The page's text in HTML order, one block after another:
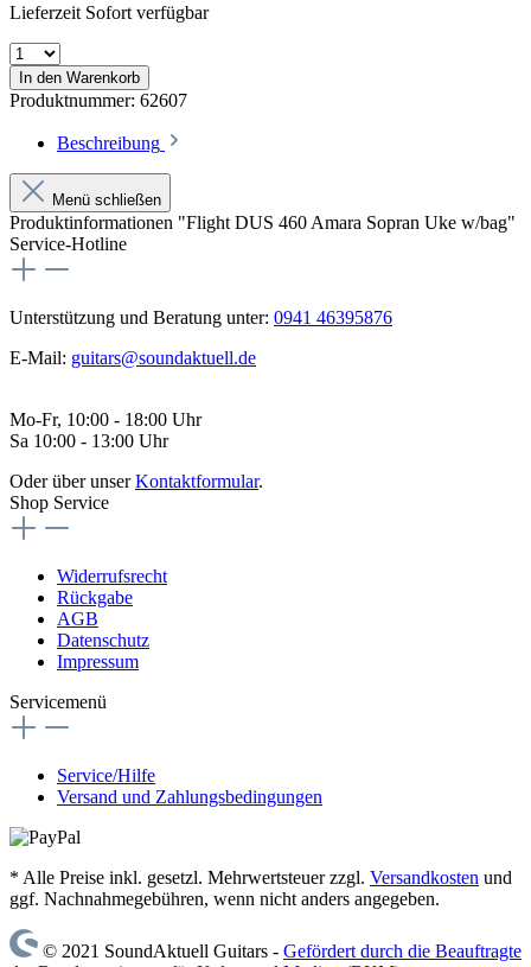
Lieferzeit Sofort verfügbar
In den Warenkorb
Produktnummer: 62607
Beschreibung
Menü schließen
Produktinformationen "Flight DUS 460 Amara Sopran Uke w/bag"
Service-Hotline
Unterstützung und Beratung unter: 0941 46395876
E-Mail: guitars@soundaktuell.de
Mo-Fr, 10:00 - 18:00 Uhr
Sa 10:00 - 13:00 Uhr
Oder über unserKontaktformular.
Shop Service
Widerrufsrecht
Rückgabe
AGB
Datenschutz
Impressum
Servicemenü
Service/Hilfe
Versand und Zahlungsbedingungen
* Alle Preise inkl. gesetzl. Mehrwertsteuer zzgl. Versandkosten und
ggf. Nachnahmegebühren, wenn nicht anders angegeben.
© 2021 SoundAktuell Guitars - Gefördert durch die Beauftragte